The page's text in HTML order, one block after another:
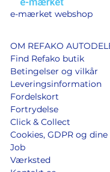
e-mærket webshop
OM REFAKO
Find Refako butik
Betingelser og vilkår
Leveringsinformation
Fordelskort
Fortrydelse
Click & Collect
Cookies, GDPR og dine
Job
Værksted